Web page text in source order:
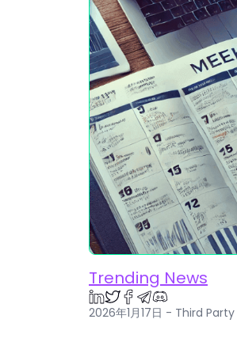
Trending News
2026年1月17日 - Third Party